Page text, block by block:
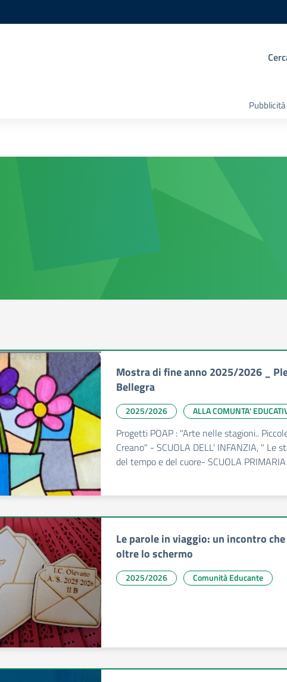
Mostra di fine anno 2025/2026 _
Bellegra
2025/2026 ALLA COMUNTA'
Progetti POAP : "Arte nelle stagioni..
Creano" - SCUOLA DELL' INFANZIA, " Le
del tempo e del cuore- SCUOLA PRIMARIA
Le parole in viaggio: un incontro
oltre lo schermo
2025/2026 Comunità Educante